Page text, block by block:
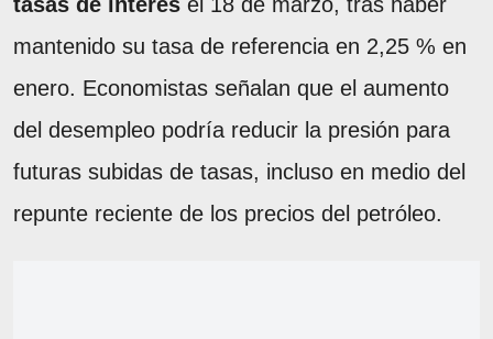
mantenido su tasa de referencia en 2,25 % en
enero. Economistas señalan que el aumento
del desempleo podría reducir la presión para
futuras subidas de tasas, incluso en medio del
repunte reciente de los precios del petróleo.